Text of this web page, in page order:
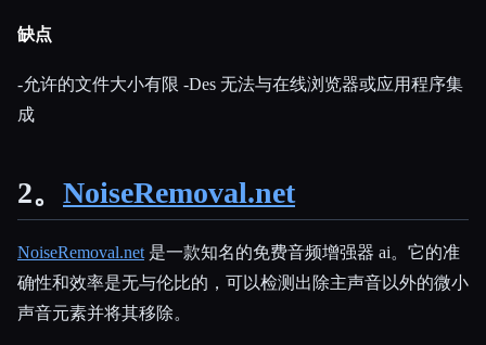
缺点
-允许的文件大小有限 -Des 无法与在线浏览器或应用程序集
成
2。 NoiseRemoval.net
NoiseRemoval.net 是一款知名的免费音频增强器 ai。它的准
确性和效率是无与伦比的，可以检测出除主声音以外的微小
声音元素并将其移除。